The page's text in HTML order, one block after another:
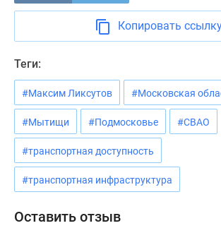
сайте
Дзен
Машино-
места
Апартаменты
#траншевая
ипотека
#рассрочка
ИТ-
ипотека
Копировать
Теги:
#Максим Ликсутов #Московская
#Мытищи #Подмосковье #СВАО
#транспортная доступность
#транспортная инфраструктура
Оставить отзыв